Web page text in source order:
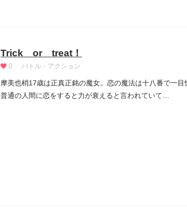
Trick or treat！
0 バトル・アクション
摩美也梢17歳は正真正銘の魔女。恋の魔法は十八番で一
普通の人間に恋をすると力が衰えると言われていて…